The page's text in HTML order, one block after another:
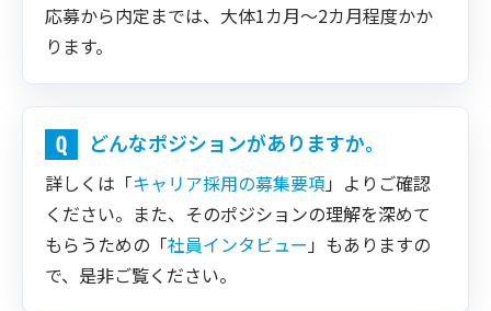
応募から内定までは、大体1カ月～2カ月程度かか
ります。
どんなポジションがありますか。
詳しくは「キャリア採用の募集要項 」よりご確認
ください。また、そのポジションの理解を深めて
もらうための「社員インタビュー 」もありますの
で、是非ご覧ください。